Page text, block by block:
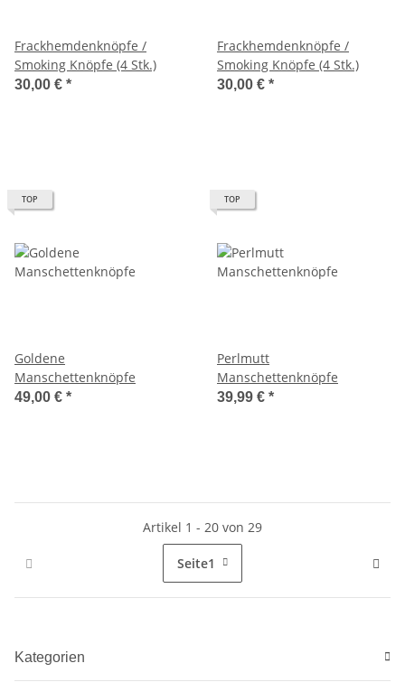
Frackhemdenknöpfe /
Smoking Knöpfe (4 Stk.)
30,00 € *
Frackhemdenknöpfe /
Smoking Knöpfe (4 Stk.)
30,00 € *
TOP
Goldene
Manschettenknöpfe
49,00 € *
TOP
Perlmutt
Manschettenknöpfe
39,99 € *
Artikel 1 - 20 von 29
Seite1
Kategorien